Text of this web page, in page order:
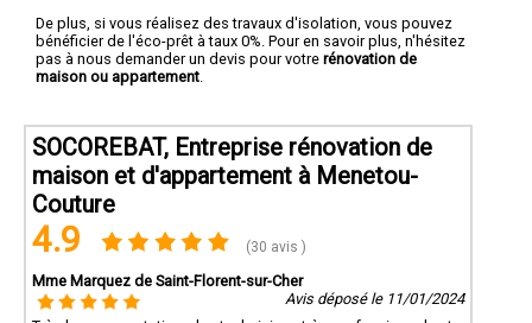
De plus, si vous réalisez des travaux d'isolation, vous pouvez
bénéficier de l'éco-prêt à taux 0%. Pour en savoir plus, n'hésitez
pas à nous demander un devis pour votre rénovation de
maison ou appartement
SOCOREBAT, Entreprise rénovation de
maison et d'appartement à Menetou-
Couture
4.9 (30 avis )
Mme Marquez de Saint-Florent-sur-Cher
Avis déposé le 11/01/2024